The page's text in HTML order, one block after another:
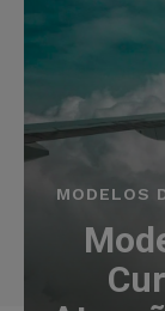
MODELOS